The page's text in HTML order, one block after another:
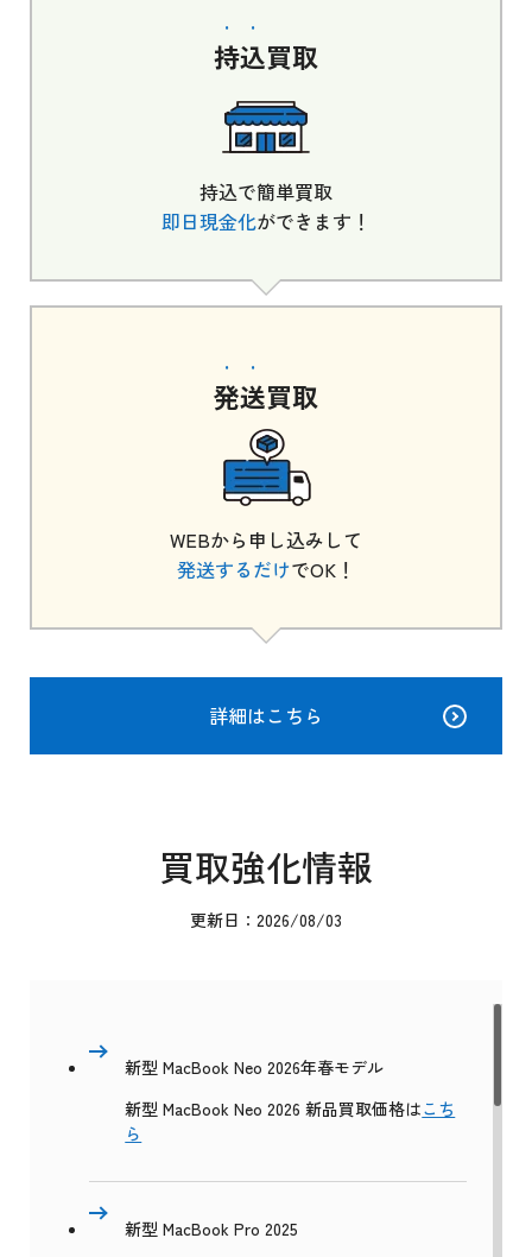
持込買取
持込で簡単買取
即日現金化ができます！
発送買取
WEBから申し込みして
発送するだけでOK！
詳細はこちら
買取強化情報
更新日：2026/08/03
新型 MacBook Neo 2026年春モデル
新型 MacBook Neo 2026 新品買取価格はこち
ら
新型 MacBook Pro 2025